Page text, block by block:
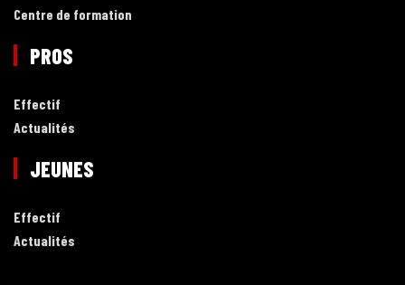
Centre de formation
PROS
Effectif
Actualités
JEUNES
Effectif
Actualités